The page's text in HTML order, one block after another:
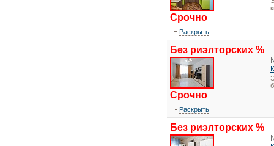
Срочно
Раскрыть
Без риэлторских %
Срочно
Раскрыть
Без риэлторских %